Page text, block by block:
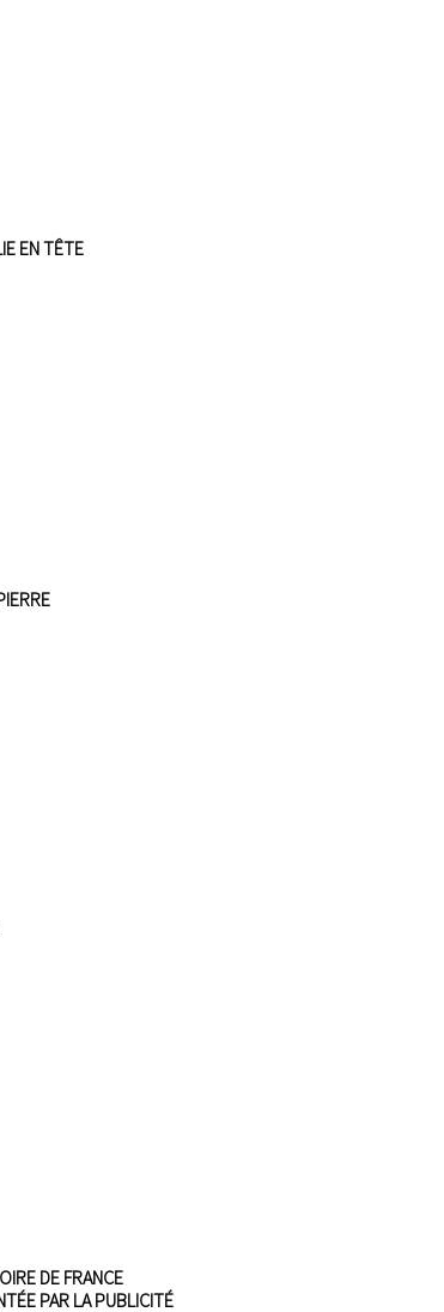
EN TÊTE
DE FRANCE
PAR LA PUBLICITÉ